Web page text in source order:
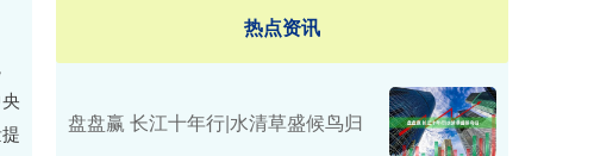
热点资讯
盘盘赢 长江十年行|水清草盛候鸟归